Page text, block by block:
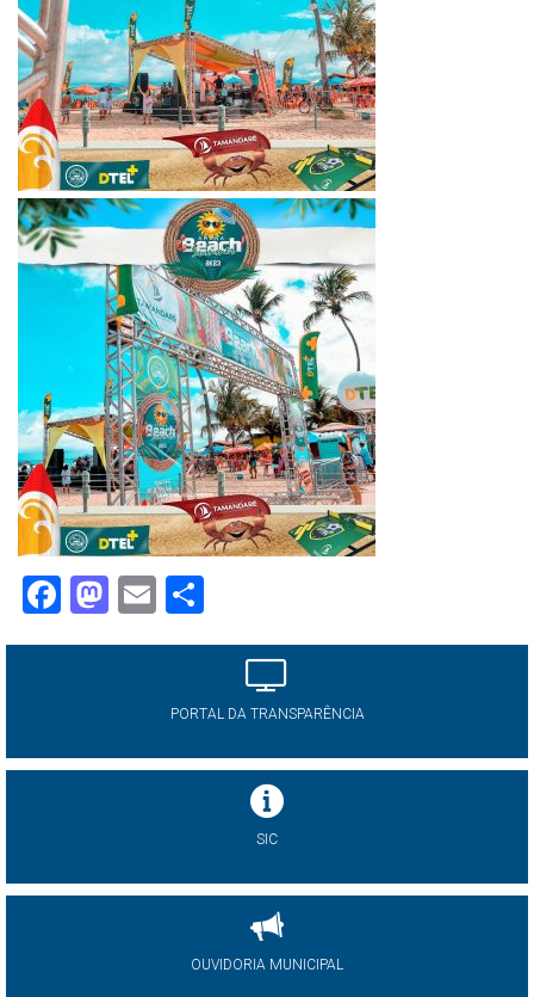
Facebook
Mastodon
Email
PORTAL DA TRANSPARÊNCIA
SIC
OUVIDORIA MUNICIPAL